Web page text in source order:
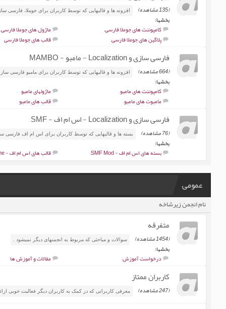
(135 مشاهده) افزونه ها و قالبهایی که توسط کاربران برای جوملا، فارسی
بخشها:
کامپوننت های جوملا فارسی, ماژول های جوملا فارسی,
پلاگین های جوملا فارسی, قالب های جوملا فارسی
فارسی سازی و Localization - مامبو - MAMBO
(664 مشاهده) افزونه ها و قالبهایی که توسط کاربران برای مامبو فارسی
بخشها:
کامپوننت های مامبو, ماژولهای مامبو,
مامبوت های مامبو, قالب های مامبو
فارسی سازی و Localization - اس ام اف - SMF
(76 مشاهده) بسته ها و قالبهایی که توسط کاربران برای اس ام اف فارسی
بخشها:
بسته های اس ام اف - SMF Mod , قالب های اس ام اف - SMF Theme
عمومی
نام انجمن زیرشاخه
متفرقه
(1454 مشاهده) سوالات و مباحثی که مربوط به انجمنهای دیگر نمیشود .
بخشها:
درخواست آموزش, مقالات و آموزش ها
کاربران ممتاز
(247 مشاهده) معرفی کاربرانی که در کمک به کاربران دیگر فعالیت خوبی